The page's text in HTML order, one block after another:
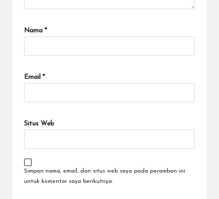
Nama *
Email *
Situs Web
Simpan nama, email, dan situs web saya pada peramban ini
untuk komentar saya berikutnya.